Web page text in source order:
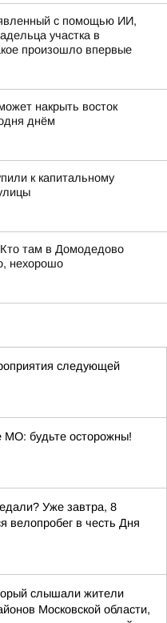
с помощью ИИ,
участка в
произошло впервые
накрыть восток
днём
к капитальному
там в Домодедово
нехорошо
следующей
МО: будьте осторожны!
Уже завтра, 8
велопробег в честь Дня
слышали жители
Московской области,